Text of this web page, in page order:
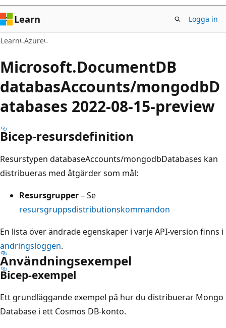
Learn Logga in
Learn Azure
Microsoft.DocumentDB
databasAccounts/mongodbD
atabases 2022-08-15-preview
Bicep-resursdefinition
Resurstypen databaseAccounts/mongodbDatabases kan
distribueras med åtgärder som mål:
Resursgrupper– Se
resursgruppsdistributionskommandon
En lista över ändrade egenskaper i varje API-version finns i
ändringsloggen.
Användningsexempel
Bicep-exempel
Ett grundläggande exempel på hur du distribuerar Mongo
Database i ett Cosmos DB-konto.